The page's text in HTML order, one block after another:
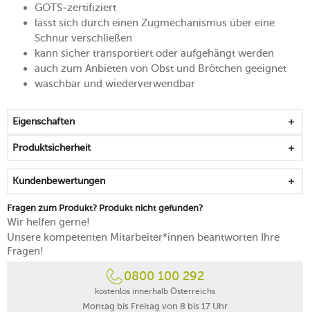
GOTS-zertifiziert
lässt sich durch einen Zugmechanismus über eine
Schnur verschließen
kann sicher transportiert oder aufgehängt werden
auch zum Anbieten von Obst und Brötchen geeignet
waschbar und wiederverwendbar
Eigenschaften
Produktsicherheit
Kundenbewertungen
Fragen zum Produkt? Produkt nicht gefunden?
Wir helfen gerne!
Unsere kompetenten Mitarbeiter*innen beantworten Ihre
Fragen!
0800 100 292
kostenlos innerhalb Österreichs
Montag bis Freitag von 8 bis 17 Uhr